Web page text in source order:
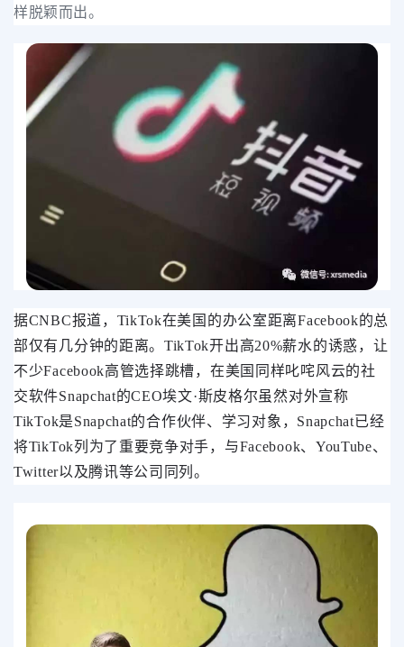
样脱颖而出。
据CNBC报道，TikTok在美国的办公室距离Facebook的总
部仅有几分钟的距离。TikTok开出高20%薪水的诱惑，让
不少Facebook高管选择跳槽， 在美国同样叱咤风云的社
交软件Snapchat的CEO埃文·斯皮格尔虽然对外宣称
TikTok是Snapchat的合作伙伴、学习对象，Snapchat已经
将TikTok列为了重要竞争对手，与Facebook、YouTube、
Twitter以及腾讯等公司同列。